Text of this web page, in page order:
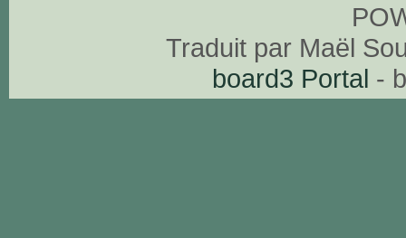
Traduit par Maël
board3 Portal -